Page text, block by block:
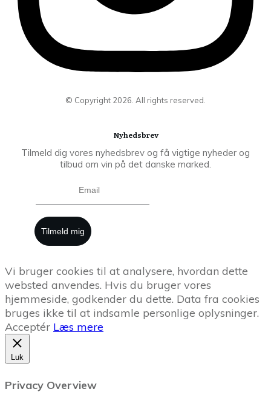
© Copyright 2026 . All rights reserved.
Nyhedsbrev
Tilmeld dig vores nyhedsbrev og få vigtige nyheder og
tilbud om vin på det danske marked.
Tilmeld mig
Vi bruger cookies til at analysere, hvordan dette
websted anvendes. Hvis du bruger vores
hjemmeside, godkender du dette. Data fra cookies
bruges ikke til at indsamle personlige oplysninger.
Acceptér Læs mere
Luk
Privacy Overview